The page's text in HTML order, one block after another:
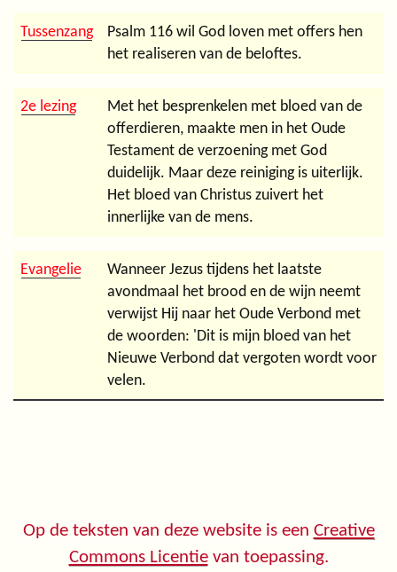
Tussenzang
Psalm 116 wil God loven met offers hen
het realiseren van de beloftes.
2e lezing
Met het besprenkelen met bloed van de
offerdieren, maakte men in het Oude
Testament de verzoening met God
duidelijk. Maar deze reiniging is uiterlijk.
Het bloed van Christus zuivert het
innerlijke van de mens.
Evangelie
Wanneer Jezus tijdens het laatste
avondmaal het brood en de wijn neemt
verwijst Hij naar het Oude Verbond met
de woorden: 'Dit is mijn bloed van het
Nieuwe Verbond dat vergoten wordt voor
velen.
Op de teksten van deze website is een Creative
Commons Licentievan toepassing.